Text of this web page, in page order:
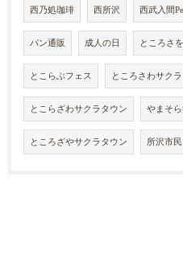
西乃処珈琲 西所沢 西武入間
パン通販 成人の日 ところさ
とこらぶフェス ところさわサク
とこらざわサクラタウン やまそ
ところざやサクラタウン 所沢市